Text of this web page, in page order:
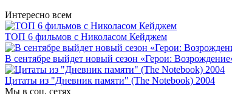
Интересно всем
ТОП 6 фильмов с Николасом Кейджем
В сентябре выйдет новый сезон «Герои:
Цитаты из "Дневник памяти" (The Notebook) 2004
Мы в соц. сетях